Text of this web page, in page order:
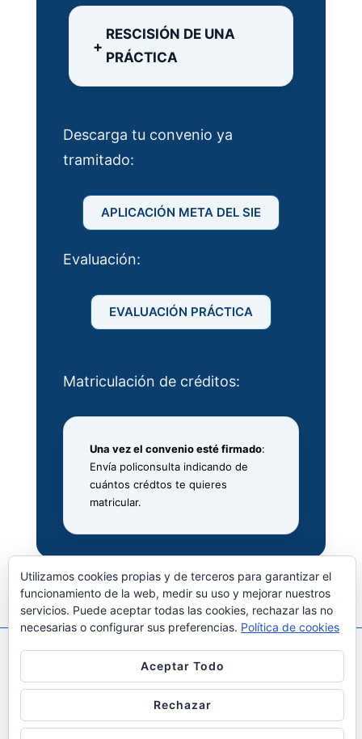
RESCISIÓN DE UNA
PRÁCTICA
Descarga tu convenio ya
tramitado:
APLICACIÓN META DEL SIE
Evaluación:
EVALUACIÓN PRÁCTICA
Matriculación de créditos:
Una vez el convenio esté firmado:
Envía policonsulta indicando de
cuántos crédtos te quieres
matricular.
Prácticas en Empresa, Empleo y
Emprendimiento ETSIT| Funciona conTema
Utilizamos cookies propias y de terceros para garantizar el
funcionamiento de la web, medir su uso y mejorar nuestros
servicios. Puede aceptar todas las cookies, rechazar las no
necesarias o configurar sus preferencias. Política de cookies
Aceptar Todo
Rechazar